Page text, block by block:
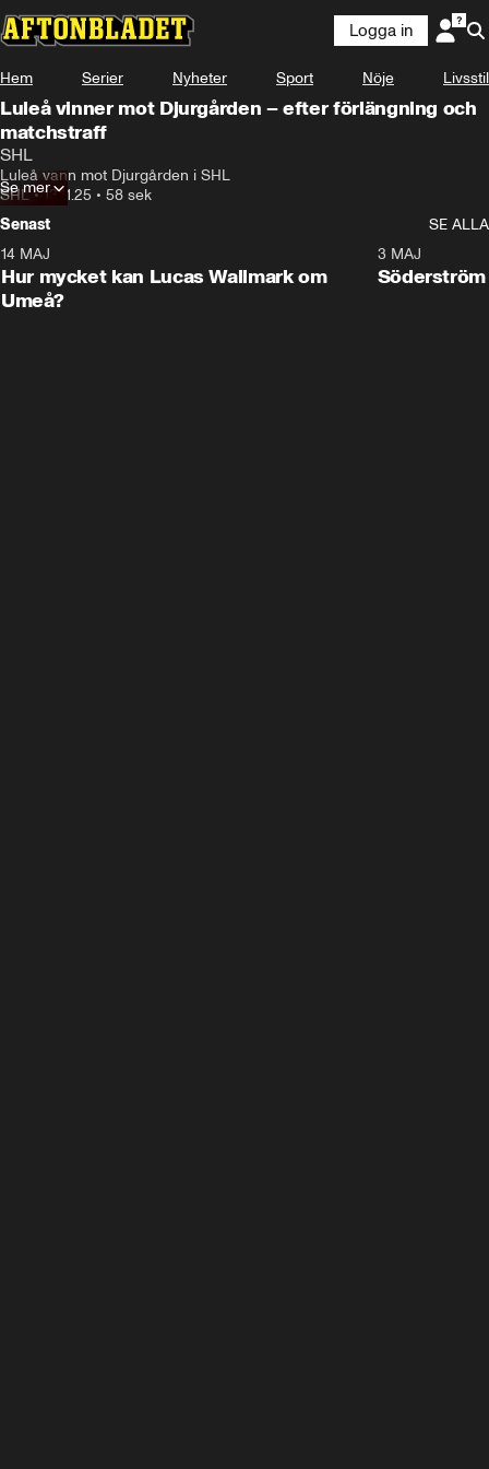
Logga in
Hem Serier Nyheter Sport Nöje Livsstil
Luleå vinner mot Djurgården – efter förlängning och
matchstraff
SHL
Luleå vann mot Djurgården i SHL
SHL•13.11.25 • 58 sek
Se mer
Senast
SE ALLA
Plus
14 MAJ
Hur mycket kan Lucas Wallmark om
Umeå?
3 MAJ